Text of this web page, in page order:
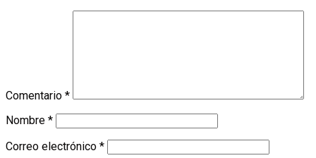
Comentario *
Nombre *
Correo electrónico *